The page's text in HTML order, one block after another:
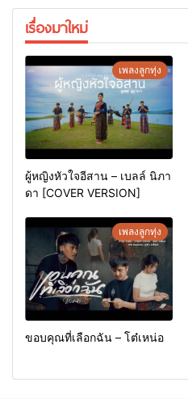
เรื่องมาใหม่
เพลงลูกทุ่ง
ผู้หญิงหัวใจอีสาน – เบลล์ นิภา
ดา [COVER VERSION]
เพลงลูกทุ่ง
ขอบคุณที่เลือกฉัน – โต๋เหน่อ